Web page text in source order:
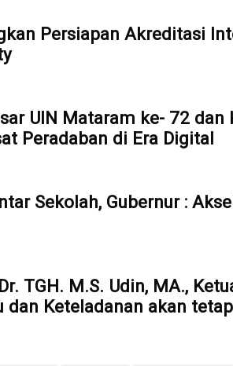
Persiapan Akreditasi
UIN Mataram ke- 72
Peradaban di Era Digital
Sekolah, Gubernur :
TGH. M.S. Udin, MA.,
dan Keteladanan akan